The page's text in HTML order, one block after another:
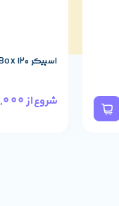
اسپیکر JBL PartyBox 120
شروع از57,190,000